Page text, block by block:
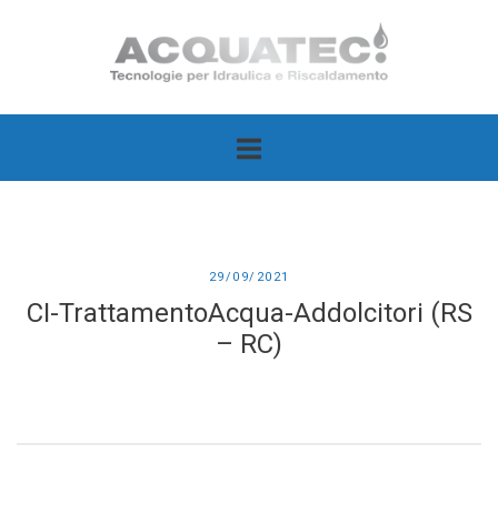
Home
29/09/2021
CI-TrattamentoAcqua-Addolcitori (RS
– RC)